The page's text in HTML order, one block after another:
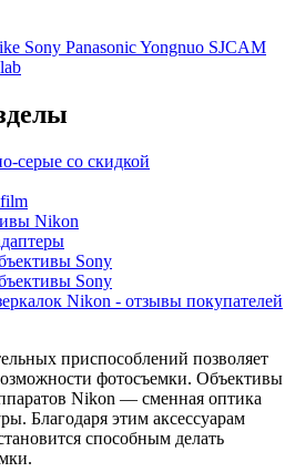
Sony PanasonicYongnuo SJCAM
серые со скидкой
Nikon
Sony
Sony
Nikon - отзывы покупателей
приспособлений позволяет
фотосъемки. Объективы
Nikon — сменная оптика
Благодаря этим аксессуарам
способным делать